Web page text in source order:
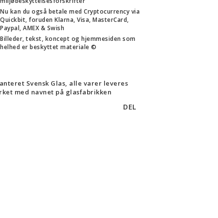
Nu kan du også betale med Cryptocurrency via
Quickbit, foruden Klarna, Visa, MasterCard,
Paypal, AMEX & Swish
Billeder, tekst, koncept og hjemmesiden som
helhed er beskyttet materiale ©
Svensk Glas, alle varer leveres
med navnet på glasfabrikken
DEL